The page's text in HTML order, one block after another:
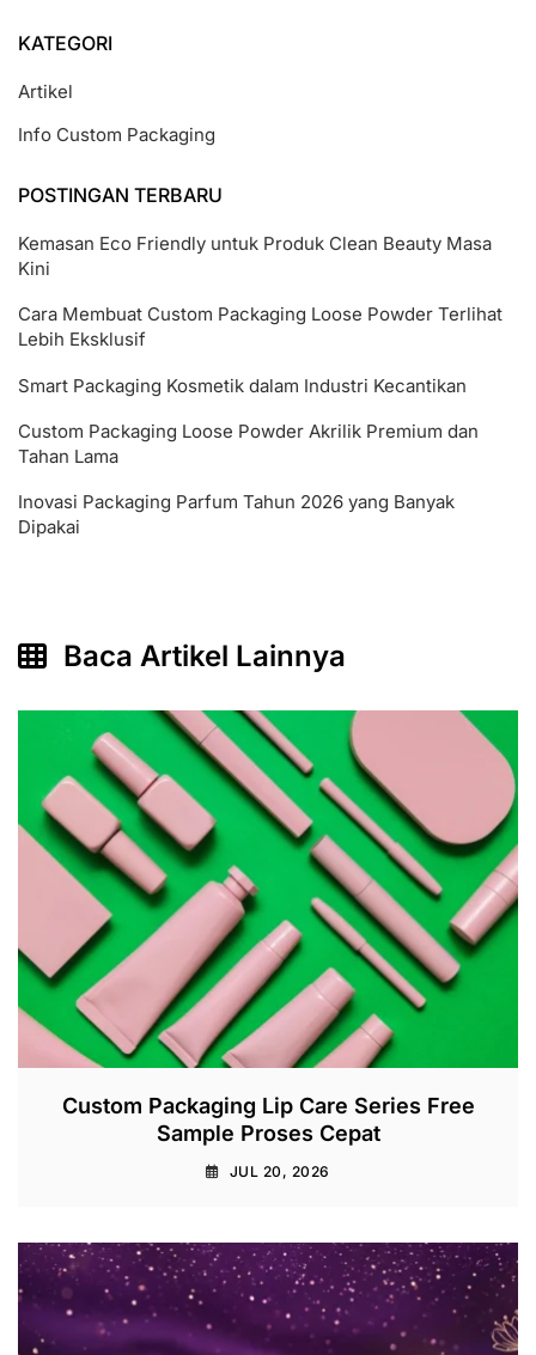
KATEGORI
Artikel
Info Custom Packaging
POSTINGAN TERBARU
Kemasan Eco Friendly untuk Produk Clean Beauty Masa
Kini
Cara Membuat Custom Packaging Loose Powder Terlihat
Lebih Eksklusif
Smart Packaging Kosmetik dalam Industri Kecantikan
Custom Packaging Loose Powder Akrilik Premium dan
Tahan Lama
Inovasi Packaging Parfum Tahun 2026 yang Banyak
Dipakai
Baca Artikel Lainnya
Custom Packaging Lip Care Series Free
Sample Proses Cepat
JUL 20, 2026